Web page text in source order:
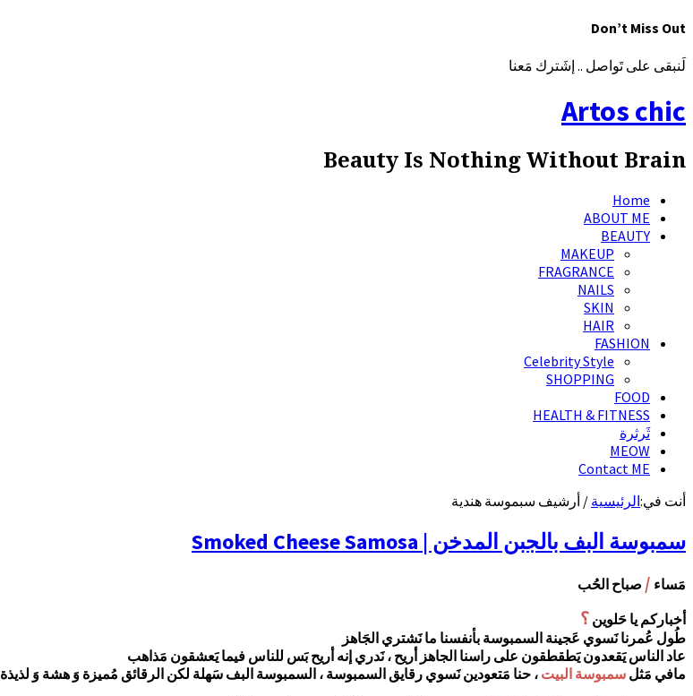
Don’t Miss Out
لَنبقى على تَواصل .. إشَترك مَعنا
Artos chic
Beauty Is Nothing Without Brain
Home
ABOUT ME
BEAUTY
MAKEUP
FRAGRANCE
NAILS
SKIN
HAIR
FASHION
Celebrity Style
SHOPPING
FOOD
HEALTH & FITNESS
ثَرثرة
MEOW
Contact ME
أنت في:الرئيسية / أرشيف سبموسة هندية
سمبوسة البف بالجبن المدخن | Smoked Cheese Samosa
مَساء / صباح الحُب
أخباركم يا حَلوين ؟
طُول عُمرنا نَسوي عَجينة السمبوسة بأنفسنا ما نَشتري الجَاهز
عاد الناس يَقعدون يَطقطقون على راسنا الجاهز أريح ، نَدري إنه أريح بَس للناس فيما يَعشقون مَذاهب
مافي مَثل سمبوسة البيت ، حنا مَتعودين نَسوي رقايق السمبوسة ، السمبوسة البف سَهلة لكن الرقائق مُميزة وَ هشة وَ لذيذة